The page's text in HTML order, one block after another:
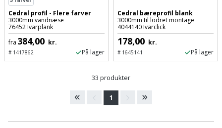
Cedral profil - Flere farver
3000mm vandnæse
76452 Ivarplank
fra 384,00 kr.
#1417862 På lager
Cedral bæreprofil blank
3000mm til lodret montage
4044140 Ivarclick
178,00 kr.
#1645141 På lager
33 produkter
1